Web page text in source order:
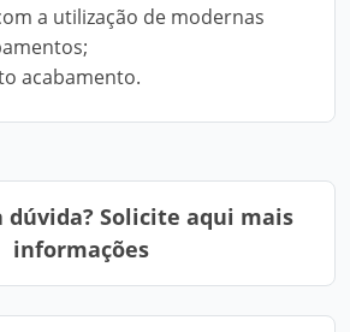
a utilização de modernas
acabamento.
dúvida? Solicite aqui mais
informações